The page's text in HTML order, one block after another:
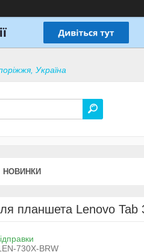
Україна
НОВИНКИ
планшета Lenovo Tab
730X-BRW